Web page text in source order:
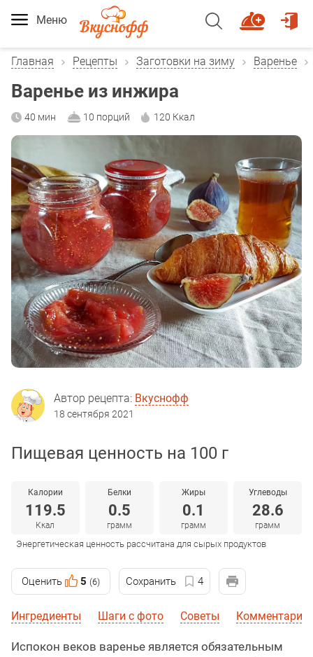
Меню
Главная Рецепты Заготовки на зиму Варенье
Варенье из инжира
40 мин 10 порций 120 Ккал
Автор рецепта: Вкуснофф
18 сентября 2021
Пищевая ценность на 100 г
Калории
119.5
Ккал
Белки
0.5
грамм
Жиры
0.1
грамм
Углеводы
28.6
грамм
Энергетическая ценность рассчитана для сырых продуктов
Оценить 5 (6) Сохранить 4
Ингредиенты Шаги с фото Советы Комментарии
Испокон веков варенье является обязательным